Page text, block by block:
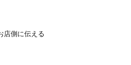
店側に伝える